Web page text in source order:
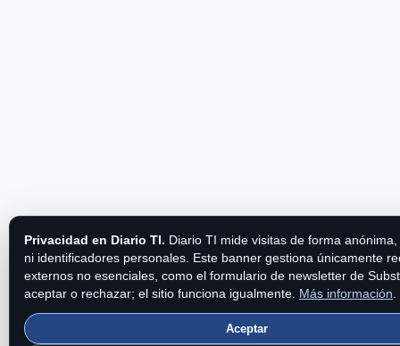
Privacidad en Diario TI. Diario TI mide visitas de forma
ni identificadores personales. Este banner gestiona únicamente
externos no esenciales, como el formulario de newsletter de
aceptar o rechazar; el sitio funciona igualmente. Más información
Aceptar